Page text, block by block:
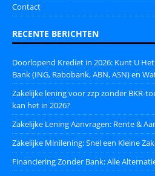
Contact
RECENTE BERICHTEN
Doorlopend Krediet in 2026: Kunt U
Bank (ING, Rabobank, ABN, ASN) en
Zakelijke lening voor zzp zonder BKR-
kan het in 2026?
Zakelijke Lening Aanvragen: Rente &
Zakelijke Minilening: Snel een Kleine
Financiering Zonder Bank: Alle